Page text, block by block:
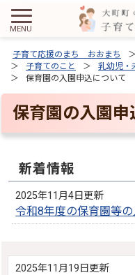
子育て応援のまち おおまち
子育てのこと
乳幼児・
保育園の入園申込について
保育園の入園申
新着情報
2025年11月4日更新
令和8年度の保育園等
2025年11月19日更新